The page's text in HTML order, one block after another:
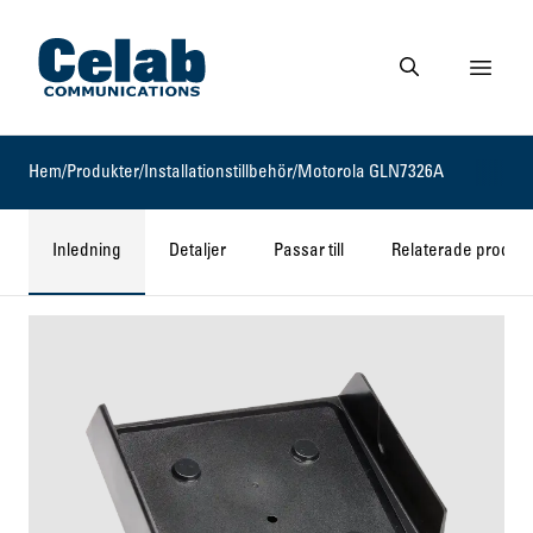
Gå till startsidan
Gå till söksidan
Visa
Hem/Produkter/ Installationstillbehör/ Motorola GLN7326A
Inledning Detaljer Passar till Relaterade